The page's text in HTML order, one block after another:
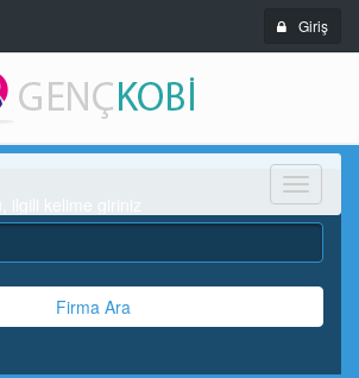
Giriş
Menü
Firma Ara